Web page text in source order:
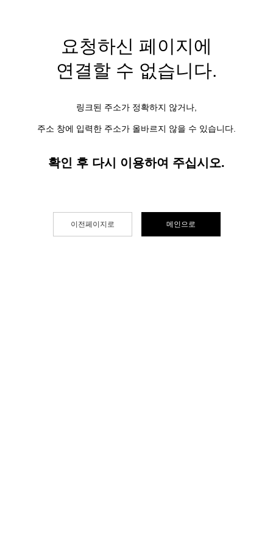
요청하신 페이지에
연결할 수 없습니다.
링크된 주소가 정확하지 않거나,
주소 창에 입력한 주소가 올바르지 않을 수 있습니다.
확인 후 다시 이용하여 주십시오.
이전페이지로 메인으로